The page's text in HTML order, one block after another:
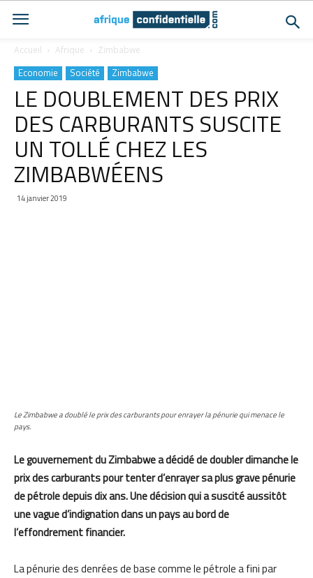
Accueil Afrique Zimbabwe
Economie Société Zimbabwe
LE DOUBLEMENT DES PRIX
DES CARBURANTS SUSCITE
UN TOLLÉ CHEZ LES
ZIMBABWÉENS
14 janvier 2019
Le Zimbabwe a doublé le prix des carburants pour enrayer la pénurie qui menace le
pays.
Le gouvernement du Zimbabwe a décidé de doubler dimanche le
prix des carburants pour tenter d’enrayer sa plus grave pénurie
de pétrole depuis dix ans. Une décision qui a suscité aussitôt
une vague d’indignation dans un pays au bord de
l’effondrement financier.
La pénurie des denrées de base comme le pétrole a fini par